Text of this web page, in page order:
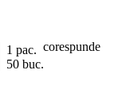
1 pac. corespunde
50 buc.